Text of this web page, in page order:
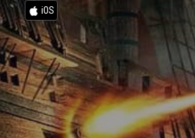
iOS